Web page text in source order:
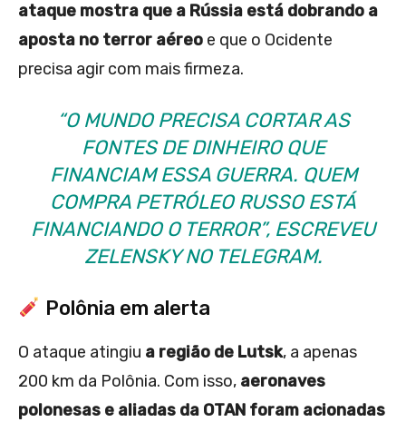
ataque mostra que a Rússia está dobrando a
aposta no terror aéreo e que o Ocidente
precisa agir com mais firmeza.
“O MUNDO PRECISA CORTAR AS
FONTES DE DINHEIRO QUE
FINANCIAM ESSA GUERRA. QUEM
COMPRA PETRÓLEO RUSSO ESTÁ
FINANCIANDO O TERROR”, ESCREVEU
ZELENSKY NO TELEGRAM.
Polônia em alerta
O ataque atingiu a região de Lutsk, a apenas
200 km da Polônia. Com isso, aeronaves
polonesas e aliadas da OTAN foram acionadas